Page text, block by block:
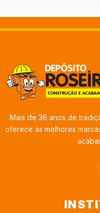
Mais de 36 anos de
oferece as melhores